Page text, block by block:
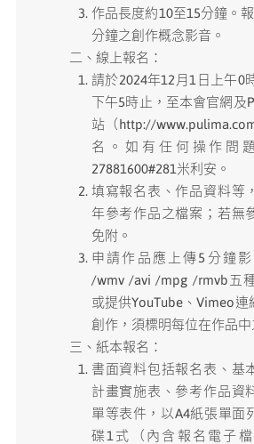
作品長度約10至15分鐘。
分鐘之創作概念影音。
二、線上報名：
請於2024年12月1日上午0
下午5時止，至本會官網及
站（http://
名。如有任何操作問
27881600#281米利安。
填寫報名表、作品資料等
年參考作品之檔案；若無
免附。
申請作品應上傳5分鐘
/wmv /avi /mpg /rmvb五
或提供YouTube、Vimeo連
創作，須標明每位在作品中
三、紙本報名：
書面資料包括報名表、基
計畫實施表、參考作品資
單等表件，以A4紙張單面
碟1式（內含報名電子